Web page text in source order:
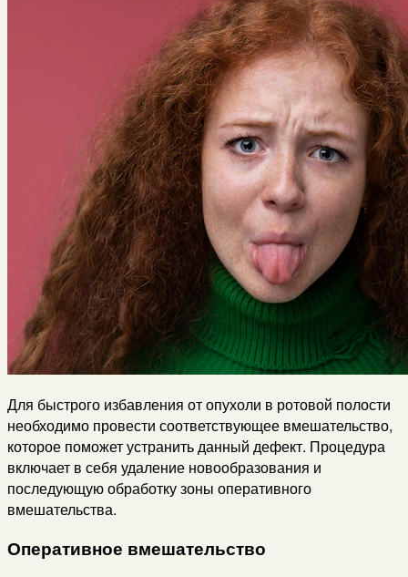
Для быстрого избавления от опухоли в ротовой полости
необходимо провести соответствующее вмешательство,
которое поможет устранить данный дефект. Процедура
включает в себя удаление новообразования и
последующую обработку зоны оперативного
вмешательства.
Оперативное вмешательство